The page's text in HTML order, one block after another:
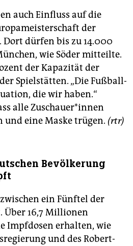
auch Einfluss auf die
der
dürfen bis zu 14.000
wie Söder mitteilte.
der Kapazität der
Spielstätten. „Die Fußball-
die wir haben.“
alle Zu­schaue­r*in­nen
und eine Maske trügen. (rtr)
Bevölkerung
ein Fünftel der
Über 16,7 Millionen
Impfdosen erhalten, wie
und des Robert-